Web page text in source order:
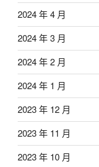
2024 年 4 月
2024 年 3 月
2024 年 2 月
2024 年 1 月
2023 年 12 月
2023 年 11 月
2023 年 10 月